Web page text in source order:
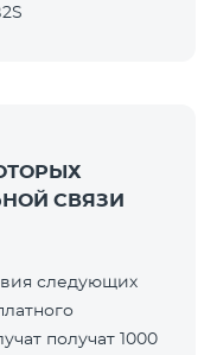
СВЯЗИ
следующих
получат 1000